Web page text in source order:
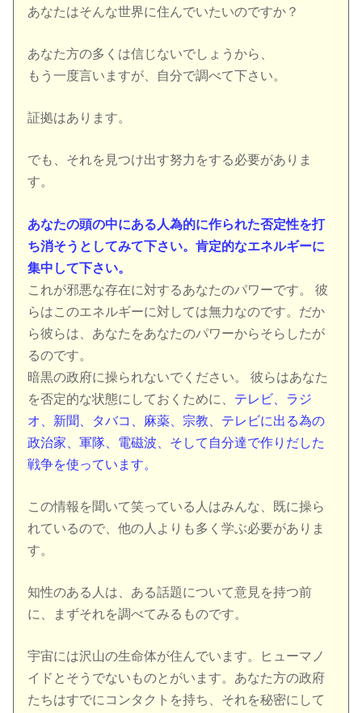
あなたはそんな世界に住んでいたいのですか？
あなた方の多くは信じないでしょうから、
もう一度言いますが、自分で調べて下さい。
証拠はあります。
でも、それを見つけ出す努力をする必要がありま
す。
あなたの頭の中にある人為的に作られた否定性を打
ち消そうとしてみて下さい。肯定的なエネルギーに
集中して下さい。
これが邪悪な存在に対するあなたのパワーです。 彼
らはこのエネルギーに対しては無力なのです。だか
ら彼らは、あなたをあなたのパワーからそらしたが
るのです。
暗黒の政府に操られないでください。 彼らはあなた
を否定的な状態にしておくために、 テレビ、ラジ
オ、新聞、タバコ、麻薬、宗教、テレビに出る為の
政治家、軍隊、電磁波、そして自分達で作りだした
戦争を使っています。
この情報を聞いて笑っている人はみんな、既に操ら
れているので、他の人よりも多く学ぶ必要がありま
す。
知性のある人は、ある話題について意見を持つ前
に、まずそれを調べてみるものです。
宇宙には沢山の生命体が住んでいます。ヒューマノ
イドとそうでないものとがいます。あなた方の政府
たちはすでにコンタクトを持ち、それを秘密にして